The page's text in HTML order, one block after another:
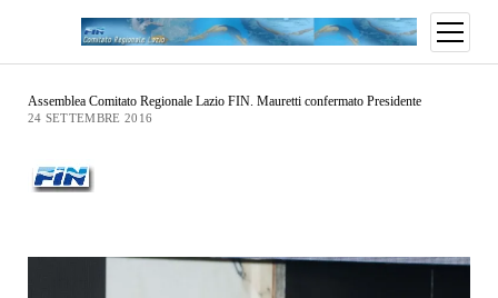
Assemblea Comitato Regionale Lazio FIN. Mauretti confermato Presidente
24 SETTEMBRE 2016